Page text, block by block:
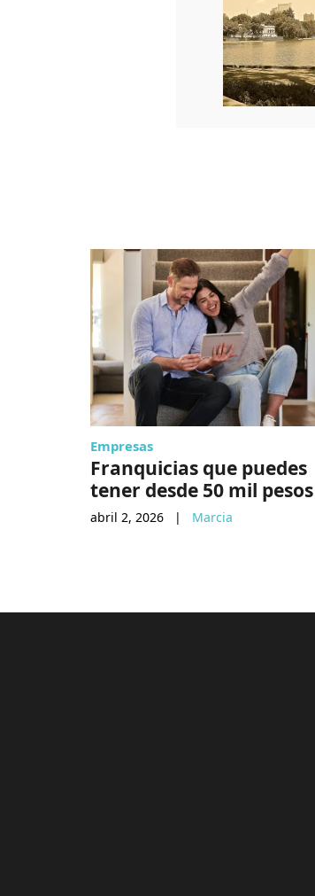
Empresas
Franquicias que puedes
tener desde 50 mil pesos
abril 2, 2026 | Marcia